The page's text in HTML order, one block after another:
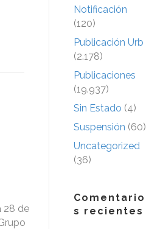
28 de
Notificación
(120)
Publicación Urb
(2.178)
Publicaciones
(19.937)
Sin Estado (4)
Suspensión (60)
Uncategorized
(36)
Comentario
s recientes